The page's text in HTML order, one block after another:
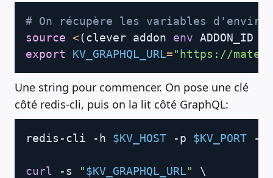
# On récupère les variables
source <(clever addon env ADDON_ID
export
KV_GRAPHQL_URL="https://
Une string pour commencer. On pose une clé
côté redis-cli, puis on la lit côté GraphQL:
redis-cli -h $KV_HOST -p $KV_PORT --
curl -s "$KV_GRAPHQL_URL"
\